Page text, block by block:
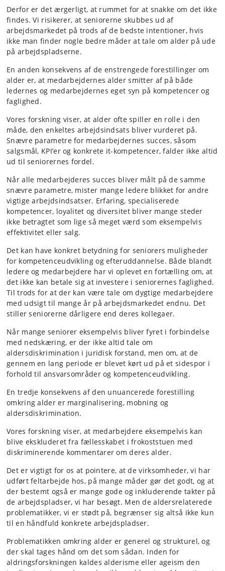
Derfor er det ærgerligt, at rummet for at snakke om det ikke
findes. Vi risikerer, at seniorerne skubbes ud af
arbejdsmarkedet på trods af de bedste intentioner, hvis
ikke man finder nogle bedre måder at tale om alder på ude
på arbejdspladserne.
En anden konsekvens af de enstrengede forestillinger om
alder er, at medarbejdernes alder smitter af på både
ledernes og medarbejdernes eget syn på kompetencer og
faglighed.
Vores forskning viser, at alder ofte spiller en rolle i den
måde, den enkeltes arbejdsindsats bliver vurderet på.
Snævre parametre for medarbejdernes succes, såsom
salgsmål, KPI’er og konkrete it-kompetencer, falder ikke altid
ud til seniorernes fordel.
Når alle medarbejderes succes bliver målt på de samme
snævre parametre, mister mange ledere blikket for andre
vigtige arbejdsindsatser. Erfaring, specialiserede
kompetencer, loyalitet og diversitet bliver mange steder
ikke betragtet som lige så meget værd som eksempelvis
effektivitet eller salg.
Det kan have konkret betydning for seniorers muligheder
for kompetenceudvikling og efteruddannelse. Både blandt
ledere og medarbejdere har vi oplevet en fortælling om, at
det ikke kan betale sig at investere i seniorernes faglighed.
Til trods for at der kan være tale om dygtige medarbejdere
med udsigt til mange år på arbejdsmarkedet endnu. Det
stiller seniorerne dårligere end deres kollegaer.
Når mange seniorer eksempelvis bliver fyret i forbindelse
med nedskæring, er der ikke altid tale om
aldersdiskrimination i juridisk forstand, men om, at de
gennem en lang periode er blevet kørt ud på et sidespor i
forhold til ansvarsområder og kompetenceudvikling.
En tredje konsekvens af den unuancerede forestilling
omkring alder er marginalisering, mobning og
aldersdiskrimination.
Vores forskning viser, at medarbejdere eksempelvis kan
blive ekskluderet fra fællesskabet i frokoststuen med
diskriminerende kommentarer om deres alder.
Det er vigtigt for os at pointere, at de virksomheder, vi har
udført feltarbejde hos, på mange måder gør det godt, og at
der bestemt også er mange gode og inkluderende takter på
de arbejdspladser, vi har besøgt. Men de aldersrelaterede
problematikker, vi er stødt på, begrænser sig altså ikke kun
til en håndfuld konkrete arbejdspladser.
Problematikken omkring alder er generel og strukturel, og
der skal tages hånd om det som sådan. Inden for
aldringsforskningen kaldes alderisme eller ageism den